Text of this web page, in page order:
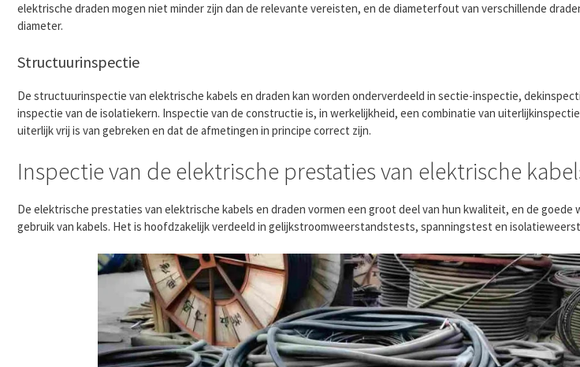
elektrische draden mogen niet minder zijn dan de relevante vereisten, en de diameterfout van verschillende
diameter.
Structuurinspectie
De structuurinspectie van elektrische kabels en draden kan worden onderverdeeld in sectie-inspectie,
inspectie van de isolatiekern. Inspectie van de constructie is, in werkelijkheid, een combinatie van
uiterlijk vrij is van gebreken en dat de afmetingen in principe correct zijn.
Inspectie van de elektrische prestaties van elektrische
De elektrische prestaties van elektrische kabels en draden vormen een groot deel van hun kwaliteit, en de
gebruik van kabels. Het is hoofdzakelijk verdeeld in gelijkstroomweerstandstests, spanningstest en